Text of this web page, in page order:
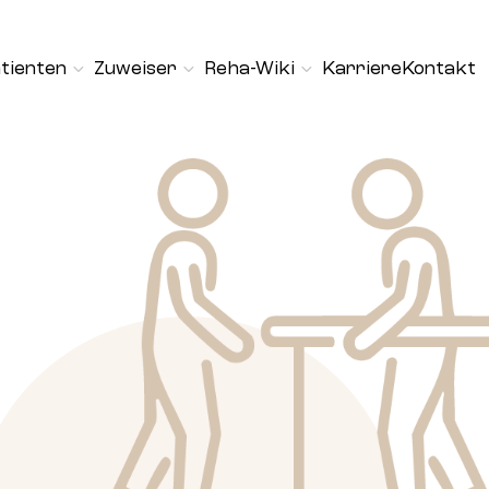
Zuweiser Reha-Wiki Karriere Kontakt